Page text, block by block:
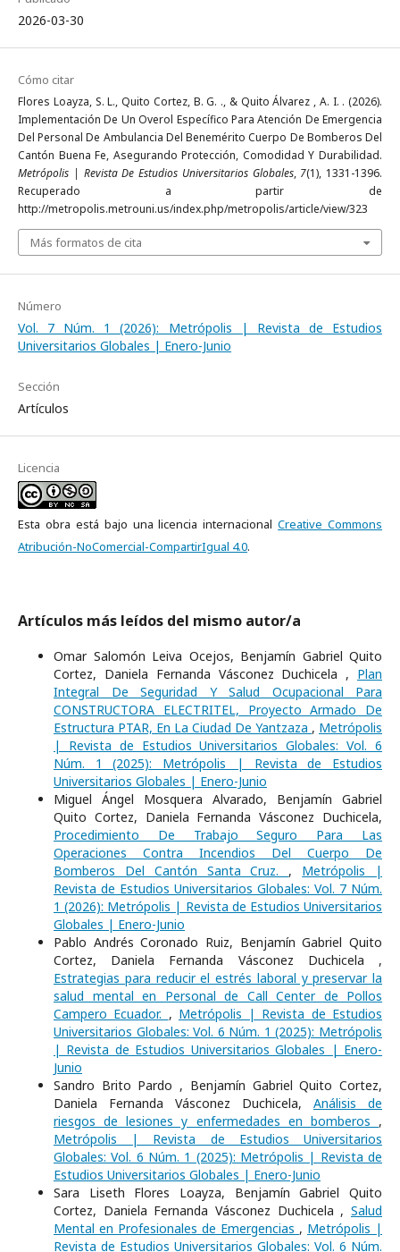
2026-03-30
Cómo citar
Flores Loayza, S. L., Quito Cortez, B. G. ., & Quito Álvarez , A. I. . (2026).
Implementación De Un Overol Específico Para Atención De Emergencia
Del Personal De Ambulancia Del Benemérito Cuerpo De Bomberos Del
Cantón Buena Fe, Asegurando Protección, Comodidad Y Durabilidad.
Metrópolis | Revista De Estudios Universitarios Globales, 7(1), 1331-1396.
Recuperado a partir de
http://metropolis.metrouni.us/index.php/metropolis/article/view/323
Más formatos de cita
Número
Vol. 7 Núm. 1 (2026): Metrópolis | Revista de Estudios
Universitarios Globales | Enero-Junio
Sección
Artículos
Licencia
Esta obra está bajo una licencia internacionalCreative Commons
Atribución-NoComercial-CompartirIgual 4.0.
Artículos más leídos del mismo autor/a
Omar Salomón Leiva Ocejos, Benjamín Gabriel Quito
Cortez, Daniela Fernanda Vásconez Duchicela , Plan
Integral De Seguridad Y Salud Ocupacional Para
CONSTRUCTORA ELECTRITEL, Proyecto Armado De
Estructura PTAR, En La Ciudad De Yantzaza , Metrópolis
| Revista de Estudios Universitarios Globales: Vol. 6
Núm. 1 (2025): Metrópolis | Revista de Estudios
Universitarios Globales | Enero-Junio
Miguel Ángel Mosquera Alvarado, Benjamín Gabriel
Quito Cortez, Daniela Fernanda Vásconez Duchicela,
Procedimiento De Trabajo Seguro Para Las
Operaciones Contra Incendios Del Cuerpo De
Bomberos Del Cantón Santa Cruz. , Metrópolis |
Revista de Estudios Universitarios Globales: Vol. 7 Núm.
1 (2026): Metrópolis | Revista de Estudios Universitarios
Globales | Enero-Junio
Pablo Andrés Coronado Ruiz, Benjamín Gabriel Quito
Cortez, Daniela Fernanda Vásconez Duchicela ,
Estrategias para reducir el estrés laboral y preservar la
salud mental en Personal de Call Center de Pollos
Campero Ecuador. , Metrópolis | Revista de Estudios
Universitarios Globales: Vol. 6 Núm. 1 (2025): Metrópolis
| Revista de Estudios Universitarios Globales | Enero-
Junio
Sandro Brito Pardo , Benjamín Gabriel Quito Cortez,
Daniela Fernanda Vásconez Duchicela, Análisis de
riesgos de lesiones y enfermedades en bomberos ,
Metrópolis | Revista de Estudios Universitarios
Globales: Vol. 6 Núm. 1 (2025): Metrópolis | Revista de
Estudios Universitarios Globales | Enero-Junio
Sara Liseth Flores Loayza, Benjamín Gabriel Quito
Cortez, Daniela Fernanda Vásconez Duchicela , Salud
Mental en Profesionales de Emergencias , Metrópolis |
Revista de Estudios Universitarios Globales: Vol. 6 Núm.